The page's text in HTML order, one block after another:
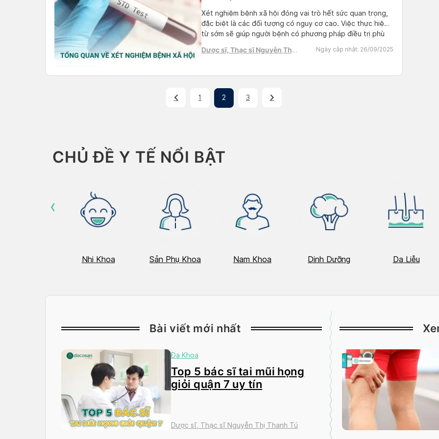
Xét nghiệm bệnh xã hội đóng vai trò hết sức quan trọng,
đặc biệt là các đối tượng có nguy cơ cao. Việc thực hiện
từ sớm sẽ giúp người bệnh có phương pháp điều trị phù
khỏe cũng như kiểm soát bệnh phòng […]
Dược sĩ, Thạc sĩ Nguyễn Thị
Ngày cập nhật: 26/09/2025
1 2 3
CHỦ ĐỀ Y TẾ NỔI BẬT
Nhi Khoa Sản Phụ Khoa Nam Khoa Dinh Dưỡng Da Liễu
‹
Bài viết mới nhất
Đa Khoa
Top 5 bác sĩ tai mũi họng
giỏi quận 7 uy tín
Dược sĩ, Thạc sĩ Nguyễn Thị Thanh Tú